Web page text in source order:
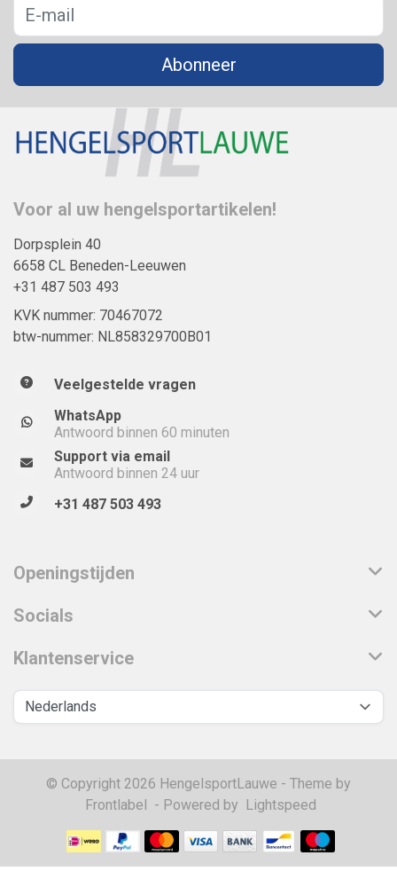
Abonneer
Voor al uw hengelsportartikelen!
Dorpsplein 40
6658 CL Beneden-Leeuwen
+31 487 503 493
KVK nummer: 70467072
btw-nummer: NL858329700B01
Veelgestelde vragen
WhatsApp
Antwoord binnen 60 minuten
Support via email
Antwoord binnen 24 uur
+31 487 503 493
Openingstijden
Socials
Klantenservice
© Copyright 2026 HengelsportLauwe - Theme by
Frontlabel
- Powered by Lightspeed